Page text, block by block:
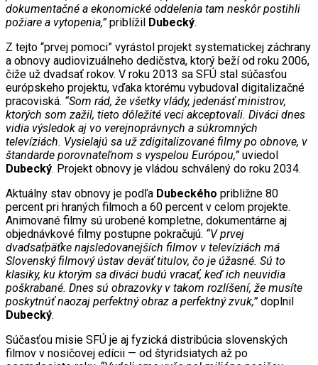
dokumentačné a ekonomické oddelenia tam neskôr postihli
požiare a vytopenia,”priblížil Dubecký.
Z tejto “prvej pomoci” vyrástol projekt systematickej záchrany
a obnovy audiovizuálneho dedičstva, ktorý beží od roku 2006,
čiže už dvadsať rokov. V roku 2013 sa SFÚ stal súčasťou
európskeho projektu, vďaka ktorému vybudoval digitalizačné
pracoviská. “Som rád, že všetky vlády, jedenásť ministrov,
ktorých som zažil, tieto dôležité veci akceptovali. Diváci dnes
vidia výsledok aj vo verejnoprávnych a súkromných
televíziách. Vysielajú sa už zdigitalizované filmy po obnove, v
štandarde porovnateľnom s vyspelou Európou,”uviedol
Dubecký. Projekt obnovy je vládou schválený do roku 2034.
Aktuálny stav obnovy je podľa Dubeckého približne 80
percent pri hraných filmoch a 60 percent v celom projekte.
Animované filmy sú urobené kompletne, dokumentárne aj
objednávkové filmy postupne pokračujú. “V prvej
dvadsaťpäťke najsledovanejších filmov v televíziách má
Slovenský filmový ústav deväť titulov, čo je úžasné. Sú to
klasiky, ku ktorým sa diváci budú vracať, keď ich neuvidia
poškrabané. Dnes sú obrazovky v takom rozlíšení, že musíte
poskytnúť naozaj perfektný obraz a perfektný zvuk,”doplnil
Dubecký.
Súčasťou misie SFÚ je aj fyzická distribúcia slovenských
filmov v nosičovej edícii — od štyridsiatych až po